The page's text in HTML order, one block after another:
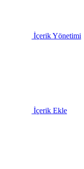
İçerik Yönetimi
İçerik Ekle